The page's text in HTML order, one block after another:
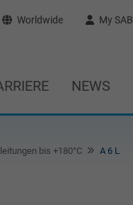
Worldwide My SAB
NEWS
bis +180°C A 6 L